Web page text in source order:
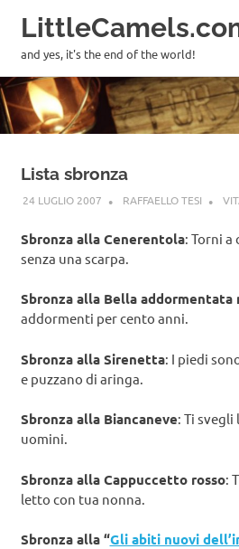
Salta
al
contenuto
and yes, it's the end of the world!
Lista sbronza
24 LUGLIO 2007 RAFFAELLO TESI
Sbronza alla Cenerentola: Torni a
senza una scarpa.
Sbronza alla Bella addormentata
addormenti per cento anni.
Sbronza alla Sirenetta: I piedi
e puzzano di aringa.
Sbronza alla Biancaneve: Ti
uomini.
Sbronza alla Cappuccetto rosso:
letto con tua nonna.
Sbronza alla “Gli abiti nuovi